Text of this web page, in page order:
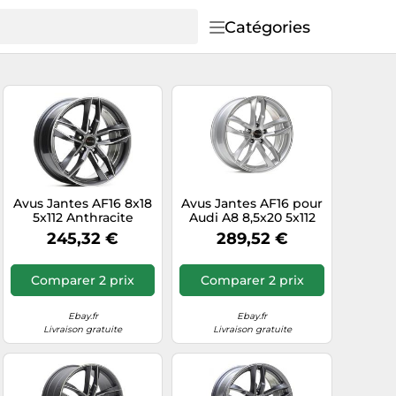
Catégories
Avus Jantes AF16 8x18
5x112 Anthracite
Polished pour Audi A6
UZ6
245,32 €
Comparer 2 prix
Ebay.fr
Livraison gratuite
Avus Jantes AF16 pour
Audi A8 8,5x20 5x112
Hyper Silver D6I
289,52 €
Comparer 2 prix
Ebay.fr
Livraison gratuite